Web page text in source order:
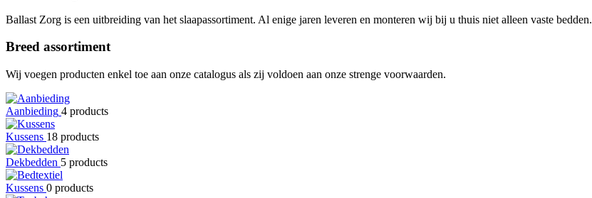
Ballast Zorg is een uitbreiding van het slaapassortiment. Al enige jaren leveren en monteren wij bij u thuis niet alleen vaste bedden.
Breed assortiment
Wij voegen producten enkel toe aan onze catalogus als zij voldoen aan onze strenge voorwaarden.
Aanbieding 4 products
Kussens 18 products
Dekbedden 5 products
Kussens 0 products